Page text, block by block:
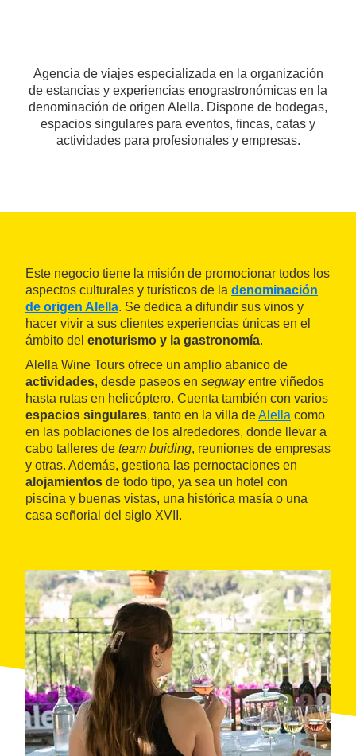
Agencia de viajes especializada en la organización
de estancias y experiencias enograstronómicas en la
denominación de origen Alella. Dispone de bodegas,
espacios singulares para eventos, fincas, catas y
actividades para profesionales y empresas.
Este negocio tiene la misión de promocionar todos los
aspectos culturales y turísticos de la denominación
de origen Alella. Se dedica a difundir sus vinos y
hacer vivir a sus clientes experiencias únicas en el
ámbito del enoturismo y la gastronomía.
Alella Wine Tours ofrece un amplio abanico de
actividades, desde paseos en segwayentre viñedos
hasta rutas en helicóptero. Cuenta también con varios
espacios singulares, tanto en la villa deAlella como
en las poblaciones de los alrededores, donde llevar a
cabo talleres de team buiding, reuniones de empresas
y otras. Además, gestiona las pernoctaciones en
alojamientos de todo tipo, ya sea un hotel con
piscina y buenas vistas, una histórica masía o una
casa señorial del siglo XVII.